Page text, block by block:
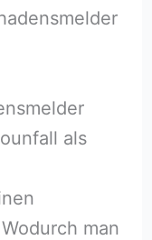
als
man